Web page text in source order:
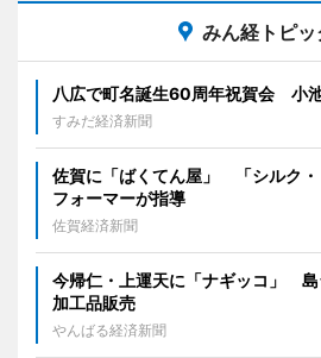
みん経トピッ
八広で町名誕生60周年祝賀会 小
すみだ経済新聞
佐賀に「ばくてん屋」 「シルク
フォーマーが指導
佐賀経済新聞
今帰仁・上運天に「ナギッコ」
加工品販売
やんばる経済新聞